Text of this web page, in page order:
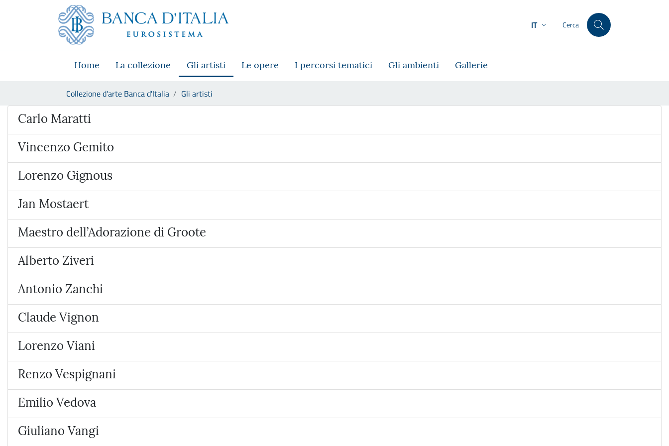
Skip to Main Content
Vai al sito istituzionale
Vai al menu di navigazione
Vai alla ricerca
Vai ai contenuti
IT Cerca
Home La collezione Gli artisti Le opere I percorsi tematici Gli ambienti Gallerie
Collezione d'arte Banca d'Italia Gli artisti
Artista
Carlo Maratti
Vincenzo Gemito
Lorenzo Gignous
Jan Mostaert
Maestro dell’Adorazione di Groote
Alberto Ziveri
Antonio Zanchi
Claude Vignon
Lorenzo Viani
Renzo Vespignani
Emilio Vedova
Giuliano Vangi